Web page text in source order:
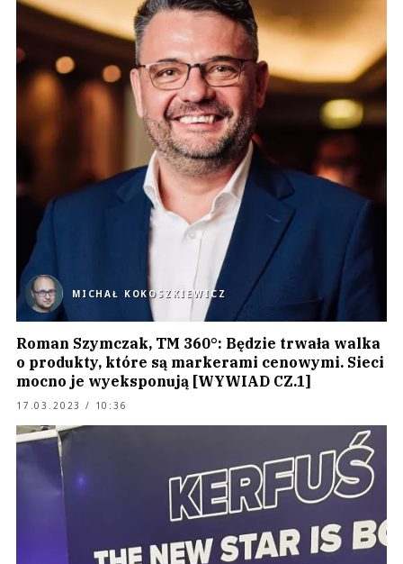
MICHAŁ KOKOSZKIEWICZ
Roman Szymczak, TM 360°: Będzie trwała walka
o produkty, które są markerami cenowymi. Sieci
mocno je wyeksponują [WYWIAD CZ.1]
17.03.2023 / 10:36